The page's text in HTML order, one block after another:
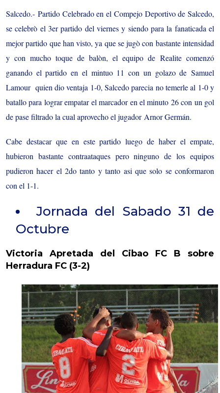
Salcedo.- Partido Celebrado en el Compejo Deportivo de Salcedo,
se celebrò el 3er partido del viernes y siendo para la fanaticada el
mejor partido que han visto, ya que se jugò con bastante intensidad
y con mucho toque de balòn, el equipo de Realite comenzó
ganando el partido en el mintuo 11 con un golazo de Samuel
Lamour quien dio ventaja 1-0, Salcedo parecia no temerle al 1-0 y
batallo para lograr empatar el marcador en el minuto 26 con un gol
de pase filtrado la cual aprovecho el jugador Arnor Germán.
Cabe destacar que en este partido luego de haber el empate,
hubieron bastante contraataques pero ninguno de los equipos
pudieron hacer el 2do tanto y tanto asi que solo se conformaron
con el 1-1.
Jornada del Sabado 31 de
Octubre
Victoria Apretada del Cibao FC B sobre
Herradura FC (3-2)